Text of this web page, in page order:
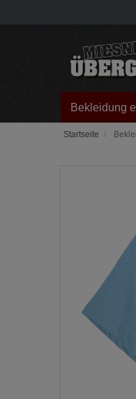
Bekleidung